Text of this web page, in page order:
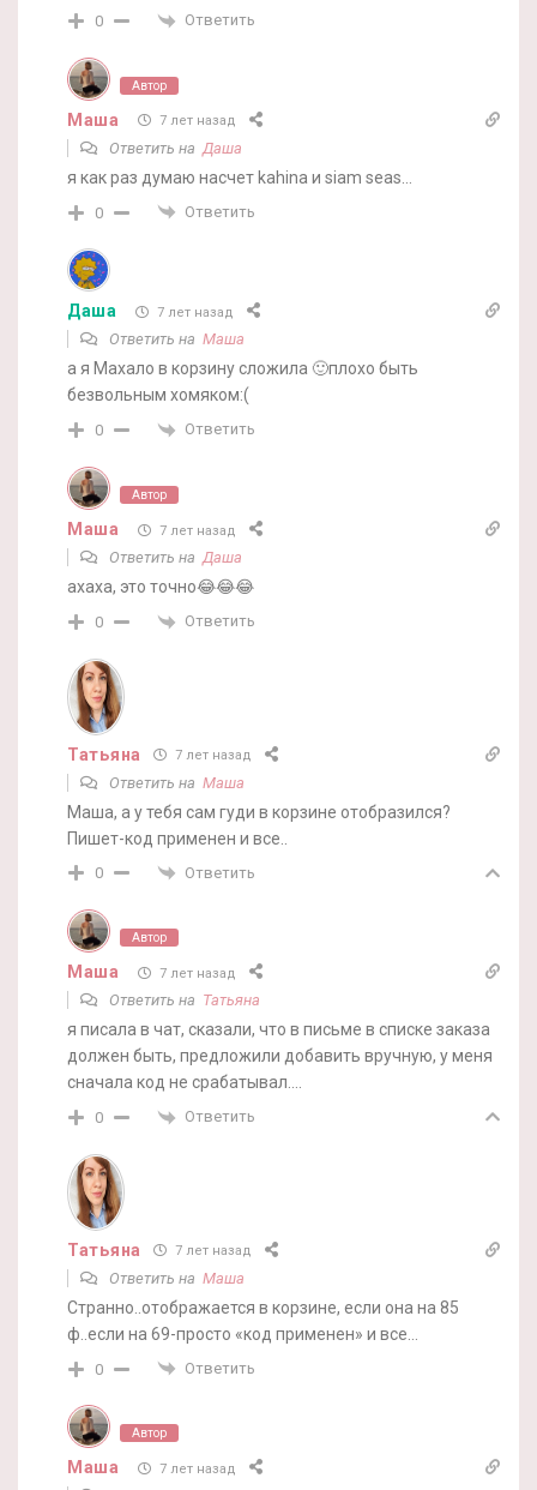
0 Ответить
Автор
Маша 7 лет назад
Ответить на Даша
я как раз думаю насчет kahina и siam seas…
0 Ответить
Даша 7 лет назад
Ответить на Маша
а я Махало в корзину сложила 🙂плохо быть
безвольным хомяком:(
0 Ответить
Автор
Маша 7 лет назад
Ответить наДаша
ахаха, это точно😂😂😂
0 Ответить
Татьяна 7 лет назад
Ответить на Маша
Маша, а у тебя сам гуди в корзине отобразился?
Пишет-код применен и все..
0 Ответить
Автор
Маша 7 лет назад
Ответить на Татьяна
я писала в чат, сказали, что в письме в списке заказа
должен быть, предложили добавить вручную, у меня
сначала код не срабатывал….
0 Ответить
Татьяна 7 лет назад
Ответить на Маша
Странно..отображается в корзине, если она на 85
ф..если на 69-просто «код применен» и все…
0 Ответить
Автор
Маша 7 лет назад